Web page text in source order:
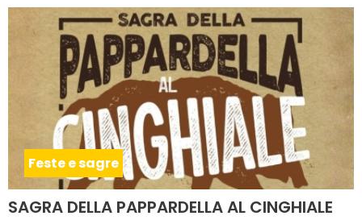
Feste e sagre
SAGRA DELLA PAPPARDELLA AL CINGHIALE